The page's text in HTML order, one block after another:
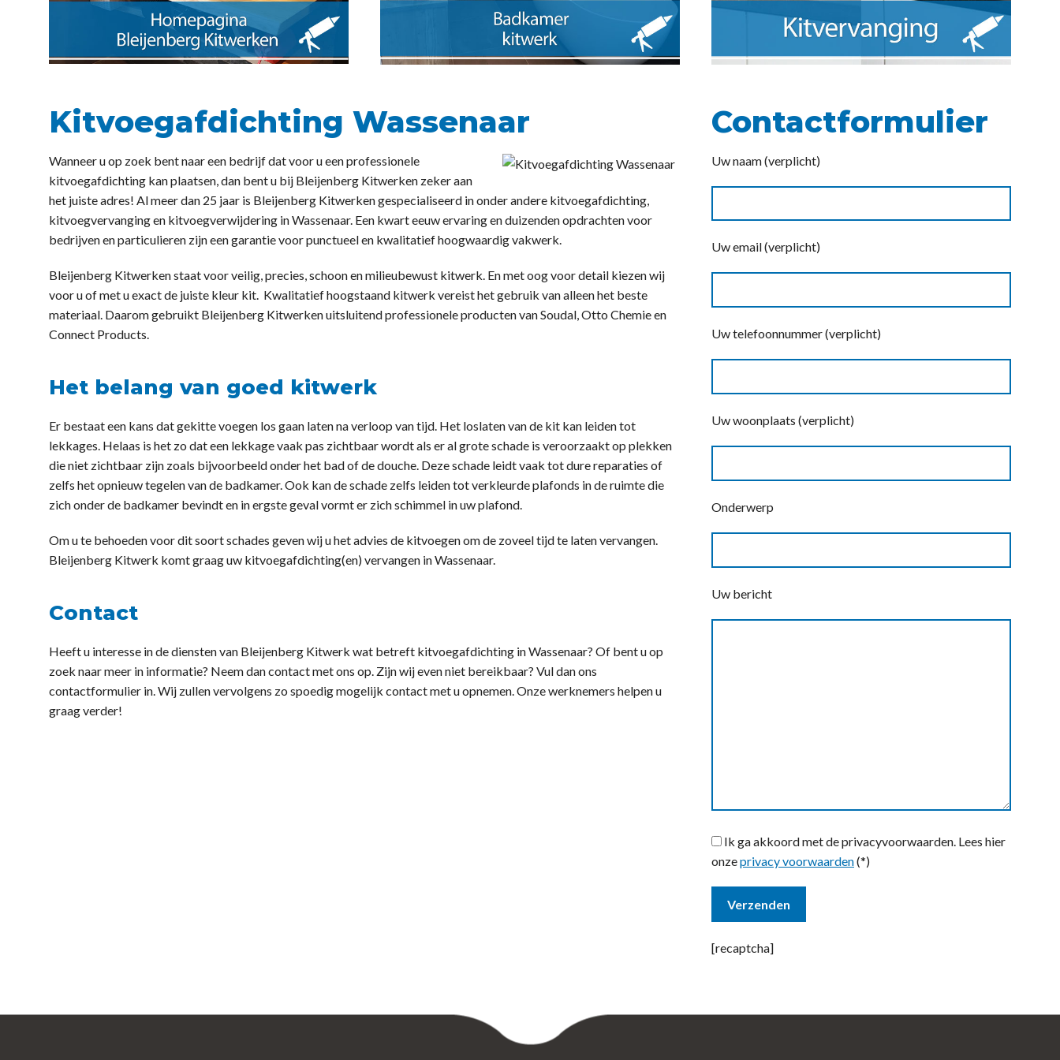
Kitvoegafdichting Wassenaar
Wanneer u op zoek bent naar een bedrijf dat voor u een professionele
kitvoegafdichting kan plaatsen, dan bent u bij Bleijenberg Kitwerken zeker aan
het juiste adres! Al meer dan 25 jaar is Bleijenberg Kitwerken gespecialiseerd in onder andere kitvoegafdichting,
kitvoegvervanging en kitvoegverwijdering in Wassenaar. Een kwart eeuw ervaring en duizenden opdrachten voor
bedrijven en particulieren zijn een garantie voor punctueel en kwalitatief hoogwaardig vakwerk.
Bleijenberg Kitwerken staat voor veilig, precies, schoon en milieubewust kitwerk. En met oog voor detail kiezen wij
voor u of met u exact de juiste kleur kit. Kwalitatief hoogstaand kitwerk vereist het gebruik van alleen het beste
materiaal. Daarom gebruikt Bleijenberg Kitwerken uitsluitend professionele producten van Soudal, Otto Chemie en
Connect Products.
Het belang van goed kitwerk
Er bestaat een kans dat gekitte voegen los gaan laten na verloop van tijd. Het loslaten van de kit kan leiden tot
lekkages. Helaas is het zo dat een lekkage vaak pas zichtbaar wordt als er al grote schade is veroorzaakt op plekken
die niet zichtbaar zijn zoals bijvoorbeeld onder het bad of de douche. Deze schade leidt vaak tot dure reparaties of
zelfs het opnieuw tegelen van de badkamer. Ook kan de schade zelfs leiden tot verkleurde plafonds in de ruimte die
zich onder de badkamer bevindt en in ergste geval vormt er zich schimmel in uw plafond.
Om u te behoeden voor dit soort schades geven wij u het advies de kitvoegen om de zoveel tijd te laten vervangen.
Bleijenberg Kitwerk komt graag uw kitvoegafdichting(en) vervangen in Wassenaar.
Contact
Heeft u interesse in de diensten van Bleijenberg Kitwerk wat betreft kitvoegafdichting in Wassenaar? Of bent u op
zoek naar meer in informatie? Neem dan contact met ons op. Zijn wij even niet bereikbaar? Vul dan ons
contactformulier in. Wij zullen vervolgens zo spoedig mogelijk contact met u opnemen. Onze werknemers helpen u
graag verder!
Contactformulier
Uw naam (verplicht)
Uw email (verplicht)
Uw telefoonnummer (verplicht)
Uw woonplaats (verplicht)
Onderwerp
Uw bericht
Ik ga akkoord met de privacyvoorwaarden. Lees hier
onzeprivacy voorwaarden(*)
[recaptcha]